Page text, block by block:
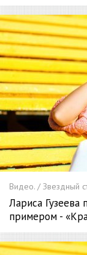
Видео. / Звездный
Лариса
примером -